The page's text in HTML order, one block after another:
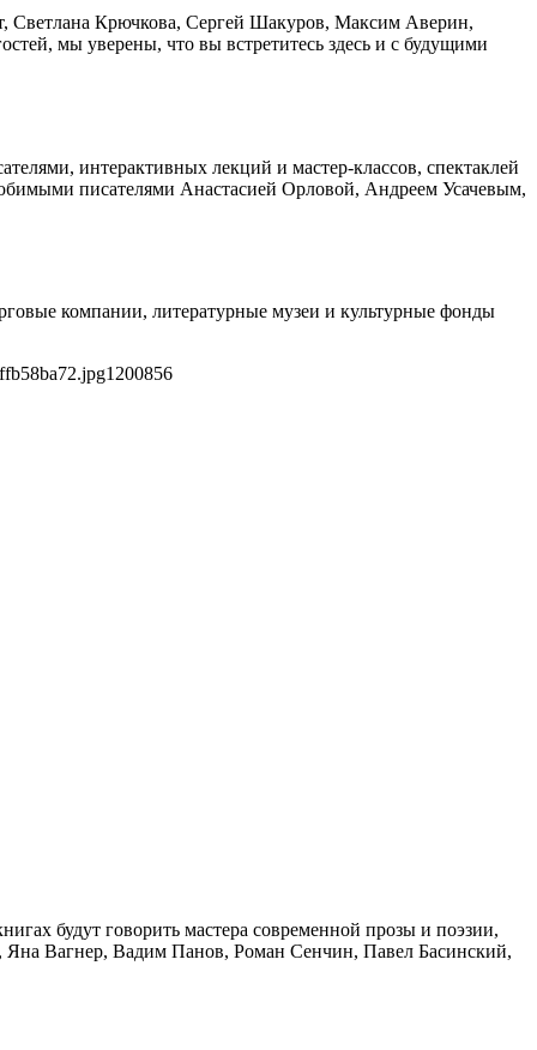
Светлана Крючкова, Сергей Шакуров, Максим Аверин,
мы уверены, что вы встретитесь здесь и с будущими
интерактивных лекций и мастер-классов, спектаклей
писателями Анастасией Орловой, Андреем Усачевым,
компании, литературные музеи и культурные фонды
1200856
будут говорить мастера современной прозы и поэзии,
Вагнер, Вадим Панов, Роман Сенчин, Павел Басинский,